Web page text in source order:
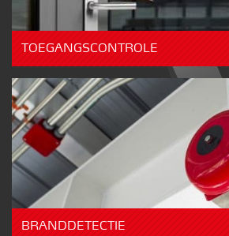
TOEGANGSCONTROLE
BRANDDETECTIE